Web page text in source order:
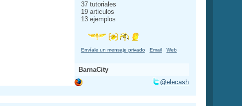
37 tutoriales
19 articulos
13 ejemplos
Envíale un mensaje privado Email Web
BarnaCity
@elecash